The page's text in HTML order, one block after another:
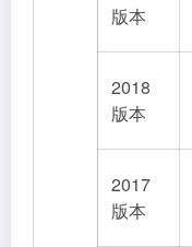
版本
2018
版本
2017
版本